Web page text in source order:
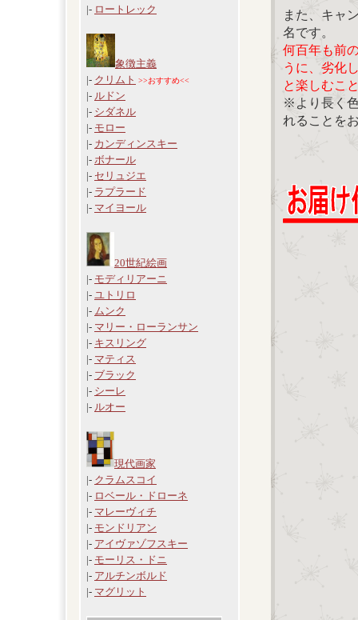
|- ロートレック
象徴主義
|- クリムト >>おすすめ<<
|- ルドン
|- シダネル
|- モロー
|- カンディンスキー
|- ボナール
|- セリュジエ
|- ラプラード
|- マイヨール
20世紀絵画
|- モディリアーニ
|- ユトリロ
|- ムンク
|- マリー・ローランサン
|- キスリング
|- マティス
|- ブラック
|- シーレ
|- ルオー
現代画家
|- クラムスコイ
|- ロベール・ドローネ
|- マレーヴィチ
|- モンドリアン
|- アイヴァゾフスキー
|- モーリス・ドニ
|- アルチンボルド
|- マグリット
また、キャ
名です。
何百年も前
うに、劣化
と楽しむこ
※より長く
れることを